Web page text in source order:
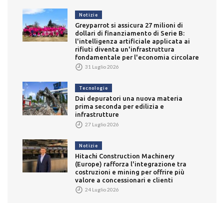
Notizie
Greyparrot si assicura 27 milioni di
dollari di finanziamento di Serie B:
l'intelligenza artificiale applicata ai
rifiuti diventa un'infrastruttura
fondamentale per l'economia circolare
31 Luglio 2026
Tecnologie
Dai depuratori una nuova materia
prima seconda per edilizia e
infrastrutture
27 Luglio 2026
Notizie
Hitachi Construction Machinery
(Europe) rafforza l'integrazione tra
costruzioni e mining per offrire più
valore a concessionari e clienti
24 Luglio 2026